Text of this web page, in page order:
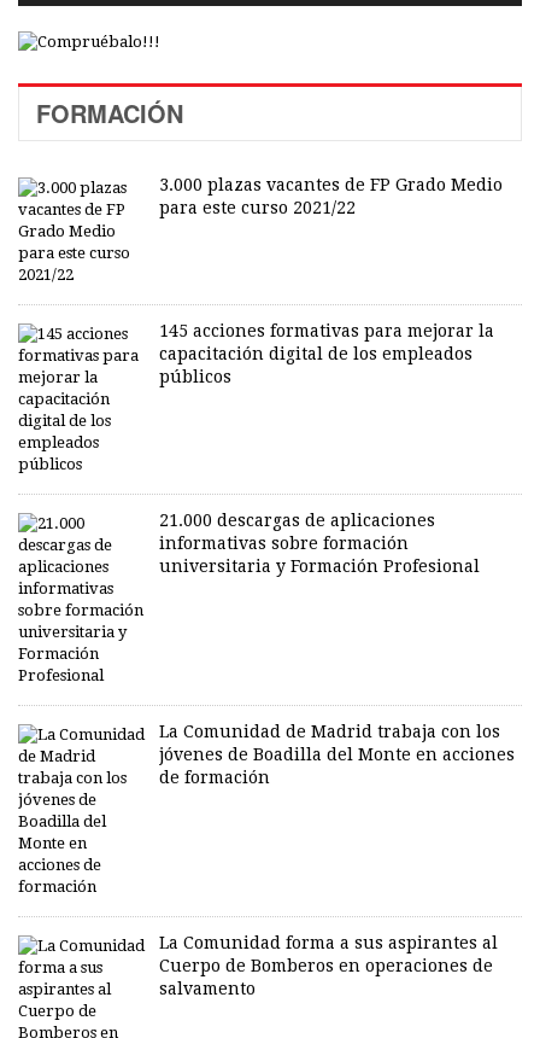
FORMACIÓN
3.000 plazas vacantes de FP Grado Medio
para este curso 2021/22
145 acciones formativas para mejorar la
capacitación digital de los empleados
públicos
21.000 descargas de aplicaciones
informativas sobre formación
universitaria y Formación Profesional
La Comunidad de Madrid trabaja con los
jóvenes de Boadilla del Monte en acciones
de formación
La Comunidad forma a sus aspirantes al
Cuerpo de Bomberos en operaciones de
salvamento